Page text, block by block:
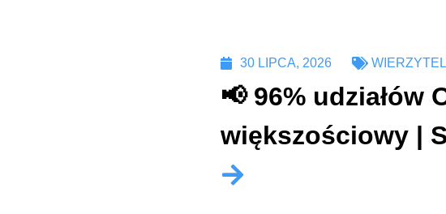
30 LIPCA, 2026
📢 96% udziałów
większościowy |